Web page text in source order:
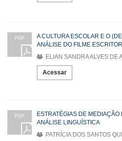
PDF
A CULTURA ESCOLAR E O
ANÁLISE DO FILME
ELIAN SANDRA ALVES DE
Acessar
PDF
ESTRATÉGIAS DE
ANÁLISE LINGUÍSTICA
PATRÍCIA DOS SANTOS